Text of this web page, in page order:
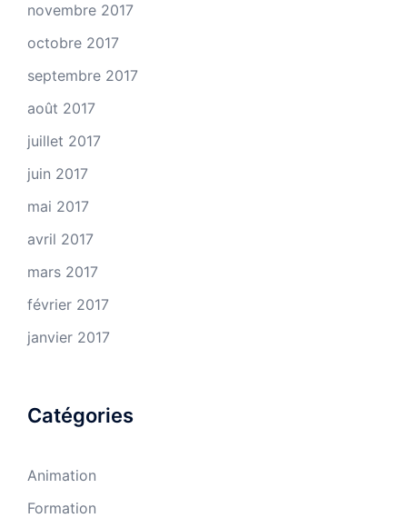
novembre 2017
octobre 2017
septembre 2017
août 2017
juillet 2017
juin 2017
mai 2017
avril 2017
mars 2017
février 2017
janvier 2017
Catégories
Animation
Formation